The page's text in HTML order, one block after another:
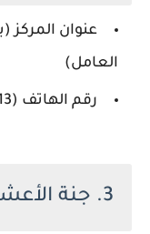
عنوان
العامل)
رقم الهاتف (07830728113)
3. جنة الأعشاب للنباتات الطبية